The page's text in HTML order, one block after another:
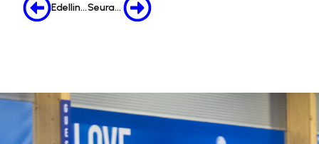
Edellinen Seuraava